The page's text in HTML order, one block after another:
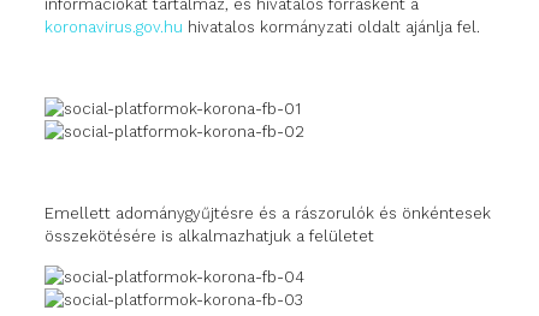
információkat tartalmaz, és hivatalos forrásként a
koronavirus.gov.hu hivatalos kormányzati oldalt ajánlja fel.
Emellett adománygyűjtésre és a rászorulók és önkéntesek
összekötésére is alkalmazhatjuk a felületet